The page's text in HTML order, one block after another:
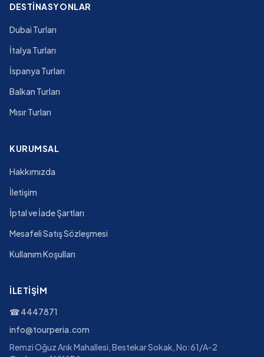
DESTINASYONLAR
Dubai Turları
İtalya Turları
İspanya Turları
Balkan Turları
Mısır Turları
KURUMSAL
Hakkımızda
İletişim
İptal ve İade Şartları
Mesafeli Satış Sözleşmesi
Kullanım Koşulları
İLETIŞIM
☎4447871
info@tourperia.com
Remzi Oğuz Arık Mahallesi, Bestekar Sokak, No:61/A-2